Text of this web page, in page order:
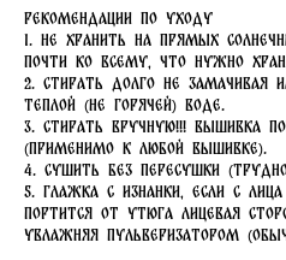
Рекомендации по уходу
1. Не хранить на прямых
почти ко всему, что нужно
2. Стирать долго не замачивая
теплой (не горячей) воде.
3. Стирать вручную!!! Вышивка
(применимо к любой вышивке).
4. Сушить без пересушки
5. Глажка с изнанки, если с
портится от утюга лицевая
увлажняя пульверизатором